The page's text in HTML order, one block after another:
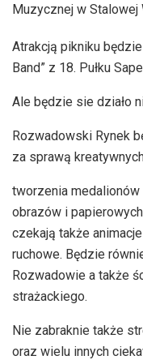
Muzycznej w Stalowej
Atrakcją pikniku
Band” z 18. Pułku
Ale będzie sie działo
Rozwadowski Rynek
za sprawą
tworzenia
obrazów i
czekają także
ruchowe. Będzie
Rozwadowie a także
strażackiego.
Nie zabraknie także
oraz wielu innych